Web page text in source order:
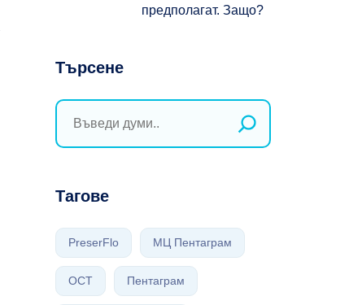
предполагат. Защо?
Търсене
Тагове
PreserFlo МЦ Пентаграм
ОСТ Пентаграм